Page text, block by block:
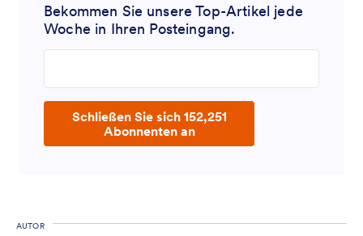
Bekommen Sie unsere Top-Artikel jede
Woche in Ihren Posteingang.
Schließen Sie sich 152,251
Abonnenten an
AUTOR